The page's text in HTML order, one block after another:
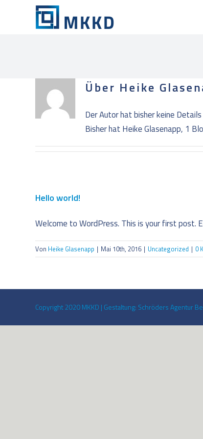
Über Heike
Der Autor hat bisher keine
Bisher hat Heike Glasenapp, 1
Hello world!
Welcome to WordPress. This is your first post.
Von Heike Glasenapp | Mai 10th, 2016 | Uncategorized | 0
Copyright 2020 MKKD | Gestaltung: Schröders Agentur